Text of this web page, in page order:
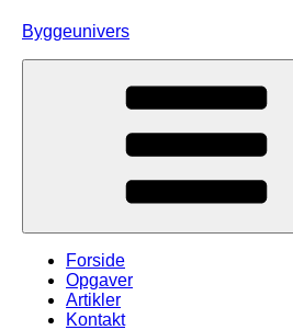
Skip
Byggeunivers
Forside
Opgaver
Artikler
Kontakt